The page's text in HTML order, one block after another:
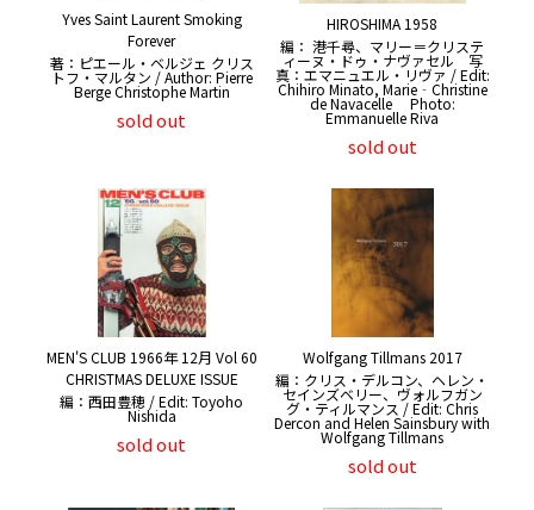
Yves Saint Laurent Smoking
Forever
著：ピエール・ベルジェ クリス
トフ・マルタン / Author: Pierre
Berge Christophe Martin
sold out
HIROSHIMA 1958
編： 港千尋、マリー＝クリステ
ィーヌ・ドゥ・ナヴァセル 写
真：エマニュエル・リヴァ / Edit:
Chihiro Minato, Marie‐Christine
de Navacelle Photo:
Emmanuelle Riva
sold out
MEN'S CLUB 1966年 12月 Vol 60
CHRISTMAS DELUXE ISSUE
編：西田豊穂 / Edit: Toyoho
Nishida
sold out
Wolfgang Tillmans 2017
編：クリス・デルコン、ヘレン・
セインズベリー、ヴォルフガン
グ・ティルマンス / Edit: Chris
Dercon and Helen Sainsbury with
Wolfgang Tillmans
sold out